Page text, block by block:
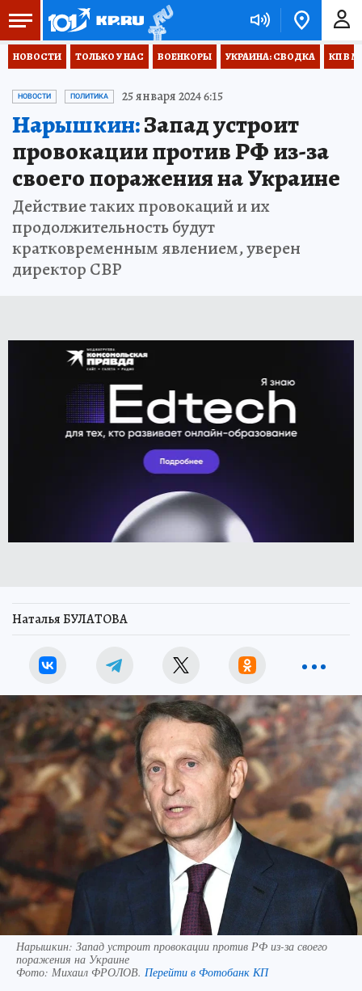
НОВОСТИ ТОЛЬКО У НАС ВОЕНКОРЫ УКРАИНА: СВОДКА КП В
НОВОСТИ ПОЛИТИКА 25 января 2024 6:15
Нарышкин:Запад устроит
провокации против РФ из-за
своего поражения на Украине
Действие таких провокаций и их
продолжительность будут
кратковременным явлением, уверен
директор СВР
Наталья БУЛАТОВА
Нарышкин: Запад устроит провокации против РФ из-за своего
поражения на Украине
Фото: Михаил ФРОЛОВ. Перейти в Фотобанк КП